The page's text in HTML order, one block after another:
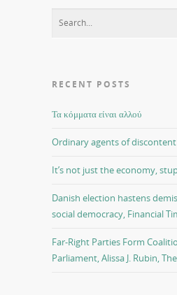
RECENT POSTS
Τα κόμματα είναι αλλού
Ordinary agents of discontent
It’s not just the economy,
Danish election hastens
social democracy, Financial
Far-Right Parties Form
Parliament, Alissa J. Rubin,